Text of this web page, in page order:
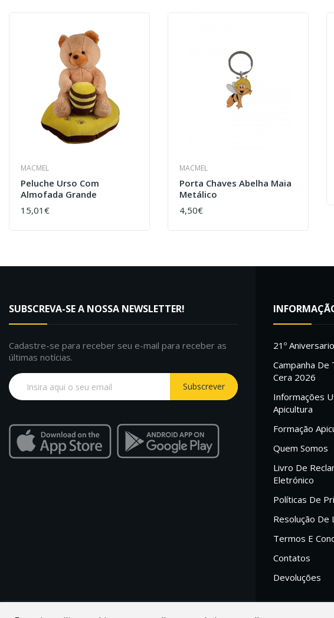
MACMEL
Peluche Urso Com
Almofada Grande
15,01€
COMPRAR
MACMEL
Porta Chaves Abelha Maia
Metálico
4,50€
COMPRAR
SUBSCREVA-SE A NOSSA NEWSLETTER!
Cadastre-se para receber seu e-mail para receber as
últimas notícias.
Subscrever
21º
Campanha De
Cera 2026
Informações
Apicultura
Formação
Quem Somos
Livro De
Eletrónico
Políticas De
Resolução De
Termos E
Contatos
Devoluções